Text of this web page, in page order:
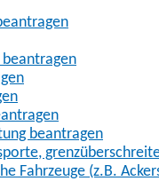
beantragen
beantragen
(z.B.